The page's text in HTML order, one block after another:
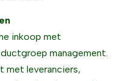
inkoop met
management.
met leveranciers,